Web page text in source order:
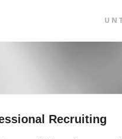
Recruiting